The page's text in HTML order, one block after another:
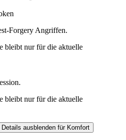
Forgery Angriffen.
bleibt nur für die aktuelle
bleibt nur für die aktuelle
Details ausblenden für Komfort